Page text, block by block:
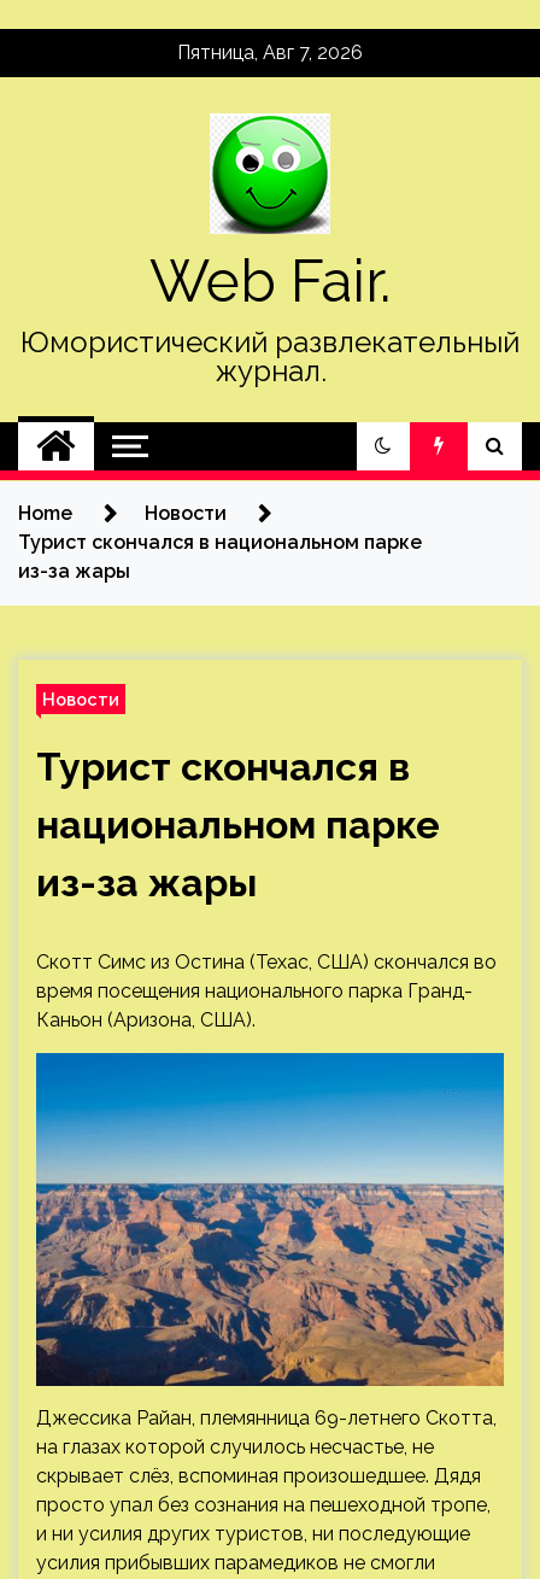
Пятница, Авг 7, 2026
Web Fair.
Юмористический развлекательный
журнал.
Home
Новости
Турист скончался в национальном парке
из-за жары
Новости
Турист скончался в
национальном парке
из-за жары
Скотт Симс из Остина (Техас, США) скончался во
время посещения национального парка Гранд-
Каньон (Аризона, США).
Джессика Райан, племянница 69-летнего Скотта,
на глазах которой случилось несчастье, не
скрывает слёз, вспоминая произошедшее. Дядя
просто упал без сознания на пешеходной тропе,
и ни усилия других туристов, ни последующие
усилия прибывших парамедиков не смогли